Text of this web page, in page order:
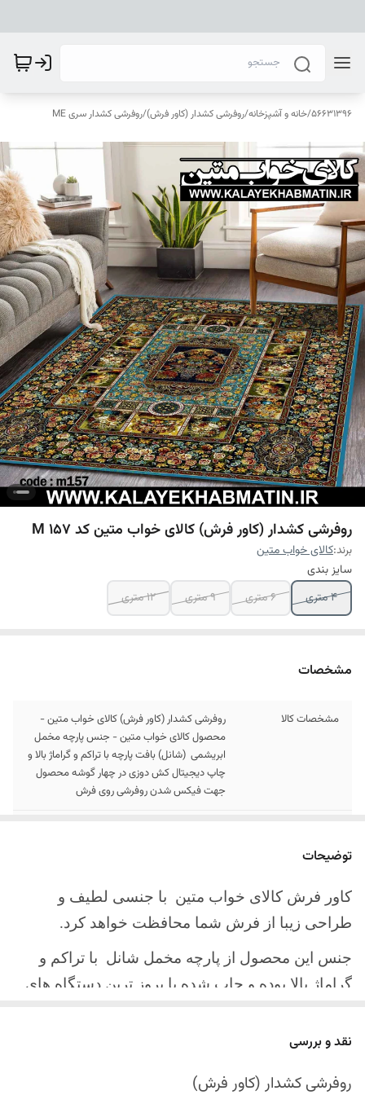
56631396
/خانه و آشپزخانه/روفرشی کشدار (کاور فرش)/روفرشی کشدار سری ME
روفرشی کشدار (کاور فرش) کالای خواب متین کد M 157
برند:کالای خواب متین
سایز بندی
4 متری
6 متری 9 متری 12 متری
مشخصات
مشخصات کالا
روفرشی کشدار (کاور فرش) کالای خواب متین -
محصول کالای خواب متین - جنس پارچه مخمل
ابریشمی (شانل) بافت پارچه با تراکم و گراماژ بالا و
چاپ دیجیتال کش دوزی در چهار گوشه محصول
جهت فیکس شدن روفرشی روی فرش
ارسال کالا
آینده
توضیحات
کاور فرش کالای خواب متین با جنسی لطیف و
طراحی زیبا از فرش شما محافظت خواهد کرد.
جنس این محصول از پارچه مخمل شانل با تراکم و
گراماژ بالا بوده و چاپ شده با بروز ترین دستگاه های
چهار گوشه این محصول با کش باکیفیت دوخته‌شده
نقد و بررسی
روفرشی کشدار (کاور فرش)